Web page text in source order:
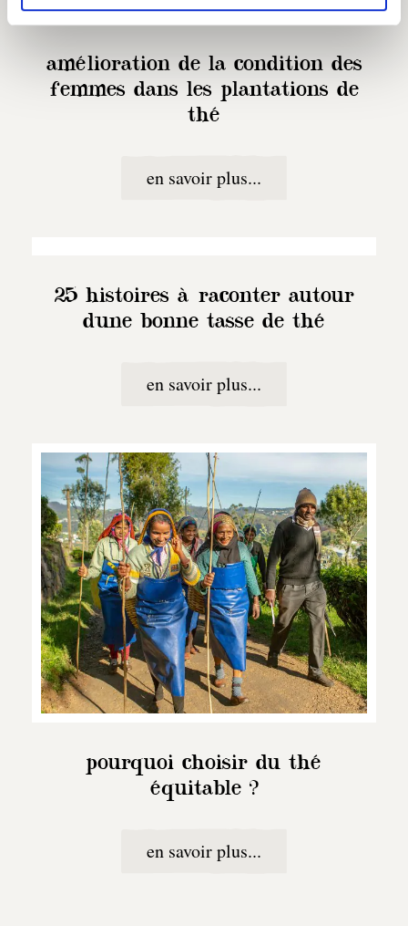
amélioration de la condition des
femmes dans les plantations de
thé
en savoir plus...
25 histoires à raconter autour
d'une bonne tasse de thé
en savoir plus...
pourquoi choisir du thé
équitable ?
en savoir plus...